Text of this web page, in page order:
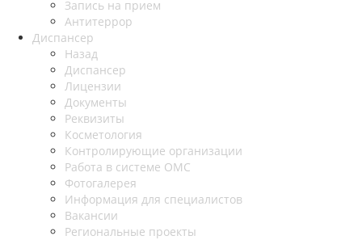
Запись на прием
Антитеррор
Диспансер
Назад
Диспансер
Лицензии
Документы
Реквизиты
Косметология
Контролирующие организации
Работа в системе ОМС
Фотогалерея
Информация для специалистов
Вакансии
Региональные проекты